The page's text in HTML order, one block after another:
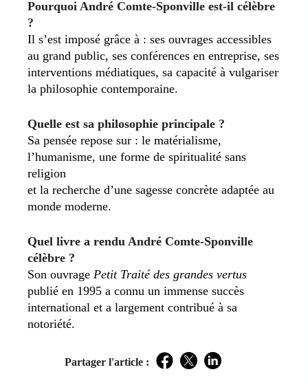
Pourquoi André Comte-Sponville est-il célèbre
?
Il s’est imposé grâce à : ses ouvrages accessibles
au grand public, ses conférences en entreprise, ses
interventions médiatiques, sa capacité à vulgariser
la philosophie contemporaine.
Quelle est sa philosophie principale ?
Sa pensée repose sur : le matérialisme,
l’humanisme, une forme de spiritualité sans
religion
et la recherche d’une sagesse concrète adaptée au
monde moderne.
Quel livre a rendu André Comte-Sponville
célèbre ?
Son ouvrage Petit Traité des grandes vertus
publié en 1995 a connu un immense succès
international et a largement contribué à sa
notoriété.
Partager l'article : Facebook
TwitterLinkedIn